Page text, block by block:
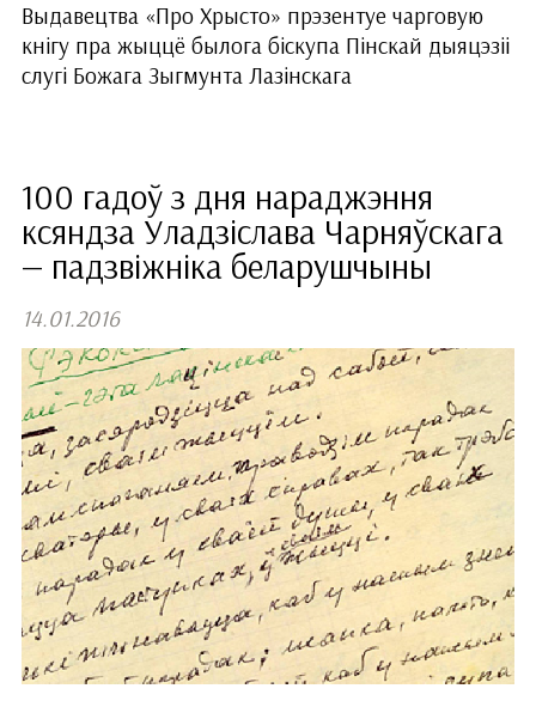
Выдавецтва «Про Хрысто» прэзентуе чарговую
кнігу пра жыццё былога біскупа Пінскай дыяцэзіі
слугі Божага Зыгмунта Лазінскага
100 гадоў з дня нараджэння
ксяндза Уладзіслава Чарняўскага
— падзвіжніка беларушчыны
14.01.2016